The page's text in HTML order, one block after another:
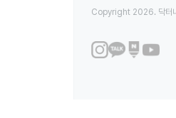
Copyright 2026. 닥터